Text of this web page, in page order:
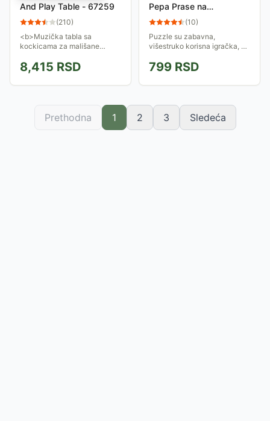
And Play Table - 67259
(210)
<b>Muzička tabla sa
kockicama za mališane
Razvija koordinaciju pokreta i
interes za muziku.</b>
8,415 RSD
Pepa Prase na
maskenbalu 06981
(10)
Puzzle su zabavna,
višestruko korisna igračka, a
3+ kreirao 4 slagalice koje se
delova. Tema...
799 RSD
Prethodna 1 2 3 Sledeća